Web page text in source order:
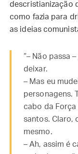
descristianização
como fazia para
as ideias
“– Não passa
deixar.
– Mas eu
personagens.
cabo da Força
santos. Claro,
mesmo.
– Ah, assim é